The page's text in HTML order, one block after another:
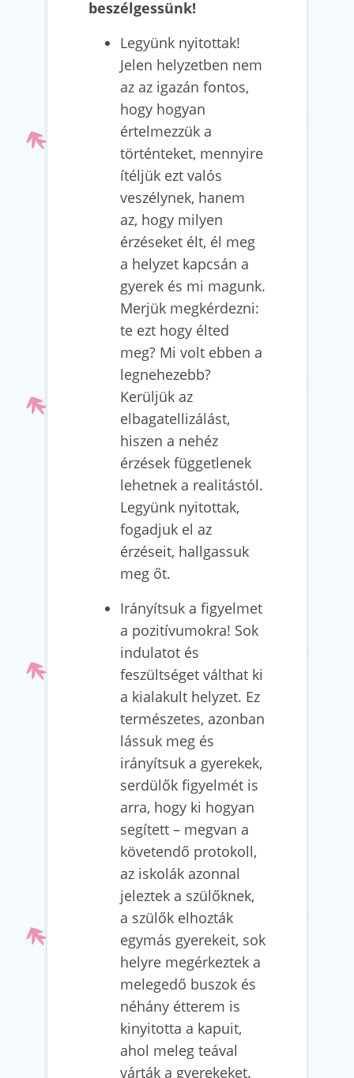
beszélgessünk!
Legyünk nyitottak!
Jelen helyzetben nem
az az igazán fontos,
hogy hogyan
értelmezzük a
történteket, mennyire
ítéljük ezt valós
veszélynek, hanem
az, hogy milyen
érzéseket élt, él meg
a helyzet kapcsán a
gyerek és mi magunk.
Merjük megkérdezni:
te ezt hogy élted
meg? Mi volt ebben a
legnehezebb?
Kerüljük az
elbagatellizálást,
hiszen a nehéz
érzések függetlenek
lehetnek a realitástól.
Legyünk nyitottak,
fogadjuk el az
érzéseit, hallgassuk
meg őt.
Irányítsuk a figyelmet
a pozitívumokra! Sok
indulatot és
feszültséget válthat ki
a kialakult helyzet. Ez
természetes, azonban
lássuk meg és
irányítsuk a gyerekek,
serdülők figyelmét is
arra, hogy ki hogyan
segített – megvan a
követendő protokoll,
az iskolák azonnal
jeleztek a szülőknek,
a szülők elhozták
egymás gyerekeit, sok
helyre megérkeztek a
melegedő buszok és
néhány étterem is
kinyitotta a kapuit,
ahol meleg teával
várták a gyerekeket.